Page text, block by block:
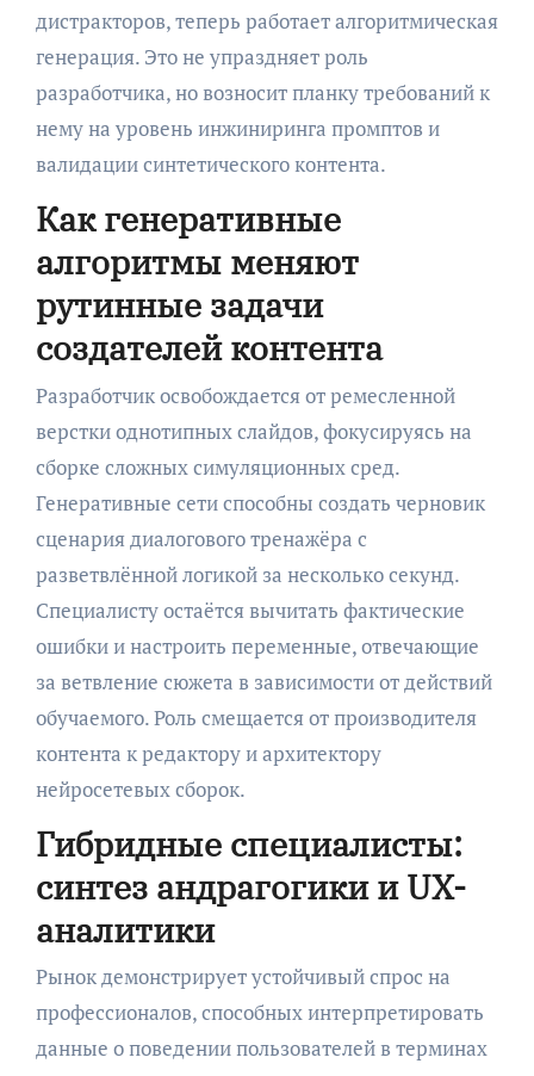
дистракторов, теперь работает алгоритмическая
генерация. Это не упраздняет роль
разработчика, но возносит планку требований к
нему на уровень инжиниринга промптов и
валидации синтетического контента.
Как генеративные
алгоритмы меняют
рутинные задачи
создателей контента
Разработчик освобождается от ремесленной
верстки однотипных слайдов, фокусируясь на
сборке сложных симуляционных сред.
Генеративные сети способны создать черновик
сценария диалогового тренажёра с
разветвлённой логикой за несколько секунд.
Специалисту остаётся вычитать фактические
ошибки и настроить переменные, отвечающие
за ветвление сюжета в зависимости от действий
обучаемого. Роль смещается от производителя
контента к редактору и архитектору
нейросетевых сборок.
Гибридные специалисты:
синтез андрагогики и UX-
аналитики
Рынок демонстрирует устойчивый спрос на
профессионалов, способных интерпретировать
данные о поведении пользователей в терминах